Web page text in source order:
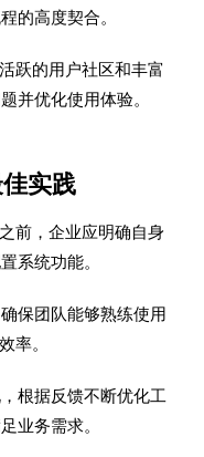
的高度契合。
跃的用户社区和丰富
并优化使用体验。
实践
前，企业应明确自身
系统功能。
保团队能够熟练使用
率。
根据反馈不断优化工
业务需求。